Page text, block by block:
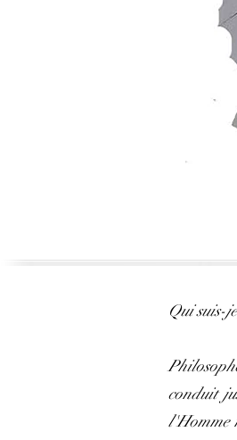
Qui suis-
conduit
l'Homme